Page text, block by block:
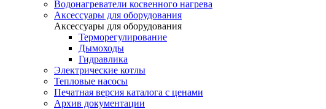
Водонагреватели косвенного нагрева
Аксессуары для оборудования
Аксессуары для оборудования
Терморегулирование
Дымоходы
Гидравлика
Электрические котлы
Тепловые насосы
Печатная версия каталога с ценами
Архив документации